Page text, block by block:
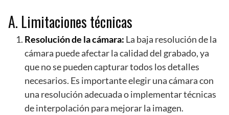
A. Limitaciones técnicas
Resolución de la cámara: La baja resolución de la
cámara puede afectar la calidad del grabado, ya
que no se pueden capturar todos los detalles
necesarios. Es importante elegir una cámara con
una resolución adecuada o implementar técnicas
de interpolación para mejorar la imagen.